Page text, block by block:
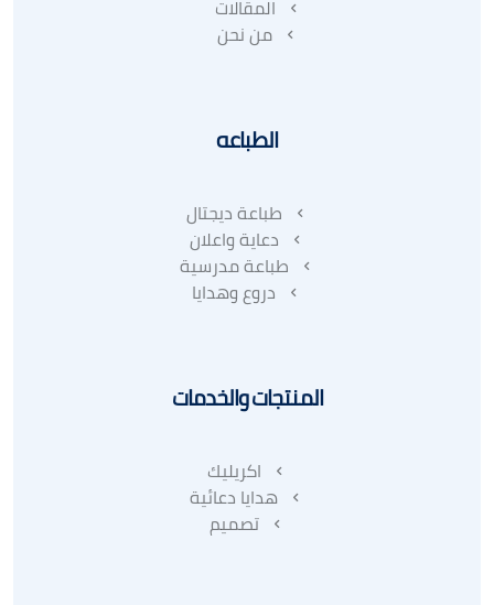
المقالات
من نحن
الطباعه
طباعة ديجتال
دعاية واعلان
طباعة مدرسية
دروع وهدايا
المنتجات والخدمات
اكريليك
هدايا دعائية
تصميم